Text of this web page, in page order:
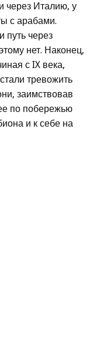
через Италию, у
с арабами.
путь через
нет. Наконец,
с IX века,
тревожить
заимствовав
по побережью
и к себе на